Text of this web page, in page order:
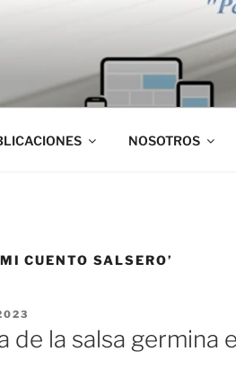
NOSOTROS
CUENTO SALSERO’
de la salsa germina